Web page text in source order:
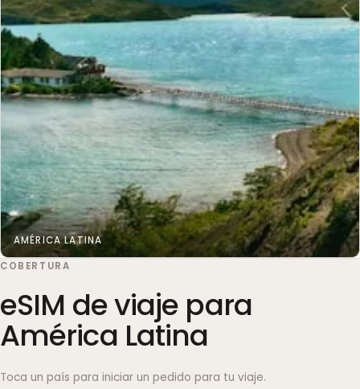
AMÉRICA LATINA
COBERTURA
eSIM de viaje para
América Latina
Toca un país para iniciar un pedido para tu viaje.